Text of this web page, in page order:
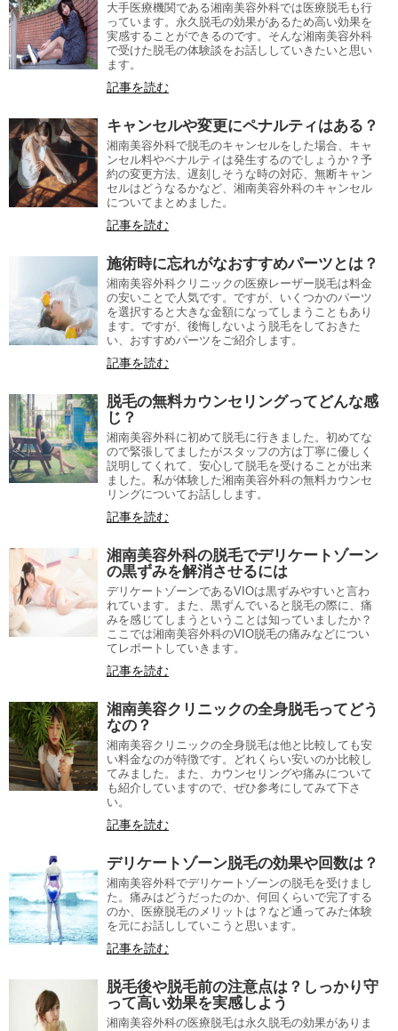
大手医療機関である湘南美容外科では医療脱毛も行
っています。永久脱毛の効果があるため高い効果を
実感することができるのです。そんな湘南美容外科
で受けた脱毛の体験談をお話ししていきたいと思い
ます。
記事を読む
キャンセルや変更にペナルティはある？
湘南美容外科で脱毛のキャンセルをした場合、キャ
ンセル料やペナルティは発生するのでしょうか？予
約の変更方法、遅刻しそうな時の対応、無断キャン
セルはどうなるかなど、湘南美容外科のキャンセル
についてまとめました。
記事を読む
施術時に忘れがなおすすめパーツとは？
湘南美容外科クリニックの医療レーザー脱毛は料金
の安いことで人気です。ですが、いくつかのパーツ
を選択すると大きな金額になってしまうこともあり
ます。ですが、後悔しないよう脱毛をしておきた
い、おすすめパーツをご紹介します。
記事を読む
脱毛の無料カウンセリングってどんな感
じ？
湘南美容外科に初めて脱毛に行きました。初めてな
ので緊張してましたがスタッフの方は丁寧に優しく
説明してくれて、安心して脱毛を受けることが出来
ました。私が体験した湘南美容外科の無料カウンセ
リングについてお話しします。
記事を読む
湘南美容外科の脱毛でデリケートゾーン
の黒ずみを解消させるには
デリケートゾーンであるVIOは黒ずみやすいと言わ
れています。また、黒ずんでいると脱毛の際に、痛
みを感じてしまうということは知っていましたか？
ここでは湘南美容外科のVIO脱毛の痛みなどについ
てレポートしていきます。
記事を読む
湘南美容クリニックの全身脱毛ってどう
なの？
湘南美容クリニックの全身脱毛は他と比較しても安
い料金なのが特徴です。どれくらい安いのか比較し
てみました。また、カウンセリングや痛みについて
も紹介していますので、ぜひ参考にしてみて下さ
い。
記事を読む
デリケートゾーン脱毛の効果や回数は？
湘南美容外科でデリケートゾーンの脱毛を受けまし
た。痛みはどうだったのか、何回くらいで完了する
のか、医療脱毛のメリットは？など通ってみた体験
を元にお話ししていこうと思います。
記事を読む
脱毛後や脱毛前の注意点は？しっかり守
って高い効果を実感しよう
湘南美容外科の医療脱毛は永久脱毛の効果がありま